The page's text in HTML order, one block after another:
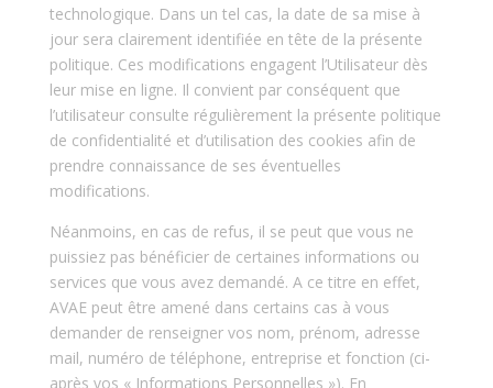
technologique. Dans un tel cas, la date de sa mise à
jour sera clairement identifiée en tête de la présente
politique. Ces modifications engagent l’Utilisateur dès
leur mise en ligne. Il convient par conséquent que
l’utilisateur consulte régulièrement la présente politique
de confidentialité et d’utilisation des cookies afin de
prendre connaissance de ses éventuelles
modifications.
Néanmoins, en cas de refus, il se peut que vous ne
puissiez pas bénéficier de certaines informations ou
services que vous avez demandé. A ce titre en effet,
AVAE peut être amené dans certains cas à vous
demander de renseigner vos nom, prénom, adresse
mail, numéro de téléphone, entreprise et fonction (ci-
après vos « Informations Personnelles »). En